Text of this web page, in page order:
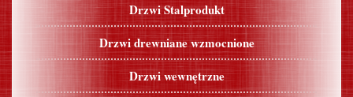
Drzwi Stalprodukt
Drzwi drewniane wzmocnione
Drzwi wewnętrzne